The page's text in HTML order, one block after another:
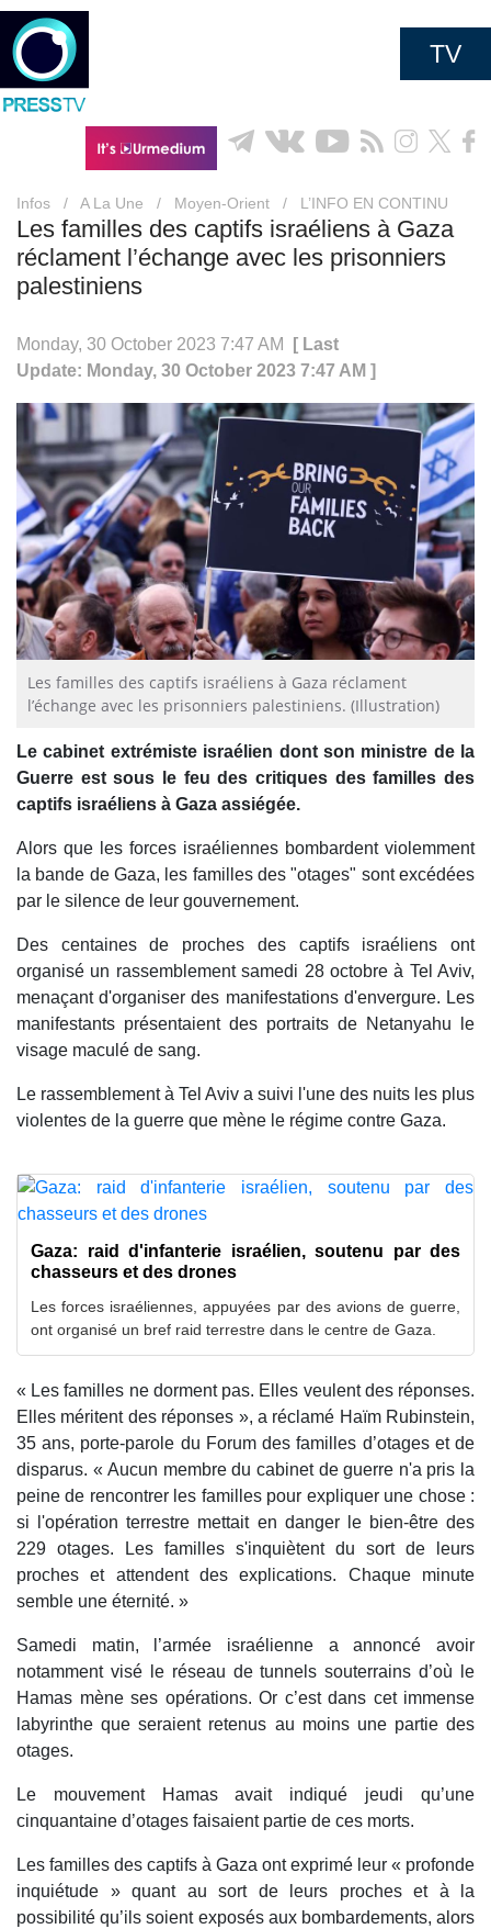
TV
Infos / A La Une / Moyen-Orient / L’INFO EN CONTINU
Les familles des captifs israéliens à Gaza
réclament l’échange avec les prisonniers
palestiniens
Monday, 30 October 2023 7:47 AM
[ Last
Update: Monday, 30 October 2023 7:47 AM ]
Les familles des captifs israéliens à Gaza réclament
l’échange avec les prisonniers palestiniens. (Illustration)
Le cabinet extrémiste israélien dont son ministre de la
Guerre est sous le feu des critiques des familles des
captifs israéliens à Gaza assiégée.
Alors que les forces israéliennes bombardent violemment
la bande de Gaza, les familles des "otages" sont excédées
par le silence de leur gouvernement.
Des centaines de proches des captifs israéliens ont
organisé un rassemblement samedi 28 octobre à Tel Aviv,
menaçant d'organiser des manifestations d'envergure. Les
manifestants présentaient des portraits de Netanyahu le
visage maculé de sang.
Le rassemblement à Tel Aviv a suivi l'une des nuits les plus
violentes de la guerre que mène le régime contre Gaza.
Gaza: raid d'infanterie israélien, soutenu par des
chasseurs et des drones
Les forces israéliennes, appuyées par des avions de guerre,
ont organisé un bref raid terrestre dans le centre de Gaza.
« Les familles ne dorment pas. Elles veulent des réponses.
Elles méritent des réponses », a réclamé Haïm Rubinstein,
35 ans, porte-parole du Forum des familles d’otages et de
disparus. « Aucun membre du cabinet de guerre n'a pris la
peine de rencontrer les familles pour expliquer une chose :
si l'opération terrestre mettait en danger le bien-être des
229 otages. Les familles s'inquiètent du sort de leurs
proches et attendent des explications. Chaque minute
semble une éternité. »
Samedi matin, l’armée israélienne a annoncé avoir
notamment visé le réseau de tunnels souterrains d’où le
Hamas mène ses opérations. Or c’est dans cet immense
labyrinthe que seraient retenus au moins une partie des
otages.
Le mouvement Hamas avait indiqué jeudi qu’une
cinquantaine d’otages faisaient partie de ces morts.
Les familles des captifs à Gaza ont exprimé leur « profonde
inquiétude » quant au sort de leurs proches et à la
possibilité qu’ils soient exposés aux bombardements, alors